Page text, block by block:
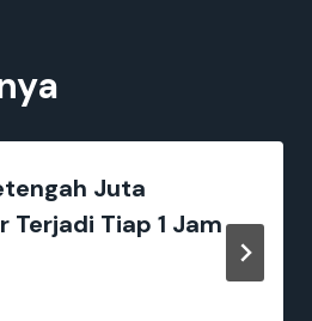
Juta
Terjadi Tiap 1 Jam